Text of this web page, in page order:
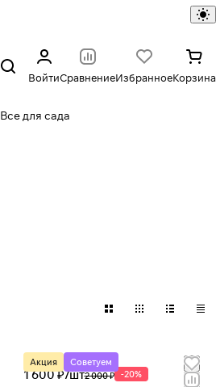
ВойтиСравнениеИзбранноеКорзина
Все для сада
Акция Советуем
1 600 ₽/шт2 000 ₽ -20%